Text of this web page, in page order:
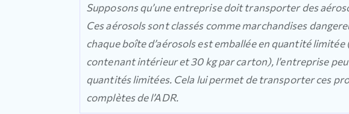
Supposons qu’une entreprise doit transporter des
Ces aérosols sont classés comme marchandises
chaque boîte d’aérosols est emballée en quantité
contenant intérieur et 30 kg par carton), l’entreprise
quantités limitées. Cela lui permet de transporter ces
complètes de l’ADR.